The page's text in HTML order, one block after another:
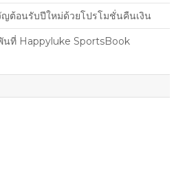
ญต้อนรับปีใหม่ด้วยโปรโมชั่นคืนเงิน
นที่ Happyluke SportsBook